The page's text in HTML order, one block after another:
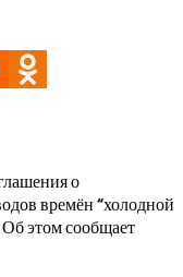
о
времён “холодной
этом сообщает